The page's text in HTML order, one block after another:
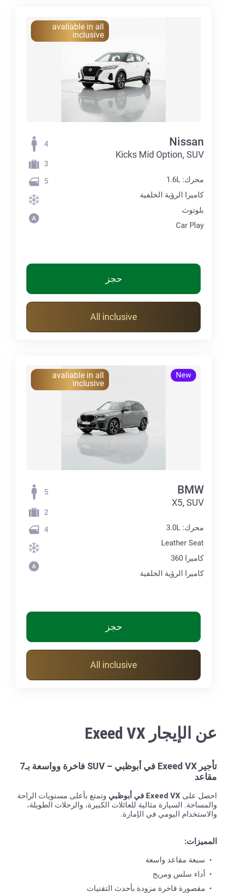
avaliable in all
inclusive
Nissan
Kicks Mid Option, SUV
محرك: 1.6L
كاميرا الرؤية الخلفية
بلوتوث
Car Play
4
3
5
حجز
All inclusive
New
avaliable in all
inclusive
BMW
X5, SUV
محرك: 3.0L
Leather Seat
كاميرا 360
كاميرا الرؤية الخلفية
5
2
4
حجز
All inclusive
عن الإيجار Exeed VX
تأجير Exeed VX في أبوظبي – SUV فاخرة وواسعة بـ7
مقاعد
احصل على Exeed VX في أبوظبي
وتمتع بأعلى مستويات الراحة
والمساحة. السيارة مثالية للعائلات الكبيرة، والرحلات الطويلة،
والاستخدام اليومي في الإمارة.
المميزات:
سبعة مقاعد واسعة
أداء سلس ومريح
مقصورة فاخرة مزودة بأحدث التقنيات